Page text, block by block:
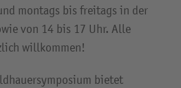
montags bis freitags in der
von 14 bis 17 Uhr. Alle
willkommen!
bietet